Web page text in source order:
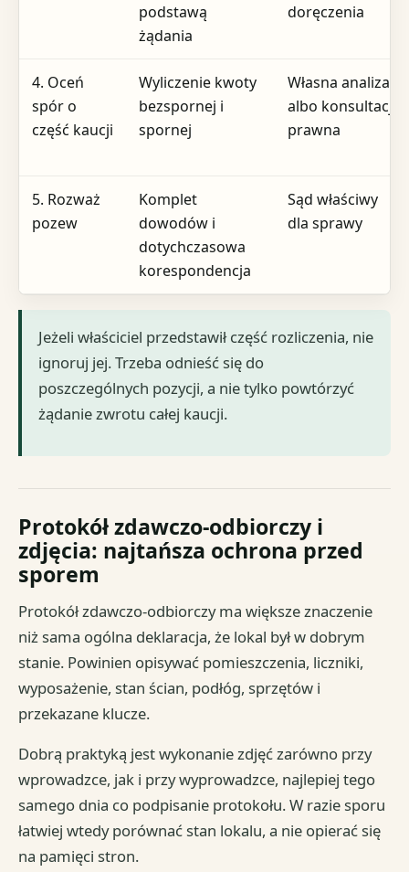
podstawą
żądania
doręczenia
4. Oceń
spór o
część kaucji
Wyliczenie kwoty
bezspornej i
spornej
Własna analiza
albo konsultacja
prawna
5. Rozważ
pozew
Komplet
dowodów i
dotychczasowa
korespondencja
Sąd właściwy
dla sprawy
Jeżeli właściciel przedstawił część rozliczenia, nie
ignoruj jej. Trzeba odnieść się do
poszczególnych pozycji, a nie tylko powtórzyć
żądanie zwrotu całej kaucji.
Protokół zdawczo-odbiorczy i
zdjęcia: najtańsza ochrona przed
sporem
Protokół zdawczo-odbiorczy ma większe znaczenie
niż sama ogólna deklaracja, że lokal był w dobrym
stanie. Powinien opisywać pomieszczenia, liczniki,
wyposażenie, stan ścian, podłóg, sprzętów i
przekazane klucze.
Dobrą praktyką jest wykonanie zdjęć zarówno przy
wprowadzce, jak i przy wyprowadzce, najlepiej tego
samego dnia co podpisanie protokołu. W razie sporu
łatwiej wtedy porównać stan lokalu, a nie opierać się
na pamięci stron.